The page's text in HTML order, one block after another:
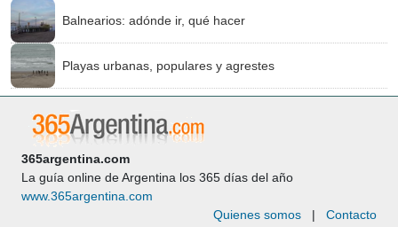
Balnearios: adónde ir, qué hacer
Playas urbanas, populares y agrestes
365argentina.com
La guía online de Argentina los 365 días del año
www.365argentina.com
Quienes somos | Contacto